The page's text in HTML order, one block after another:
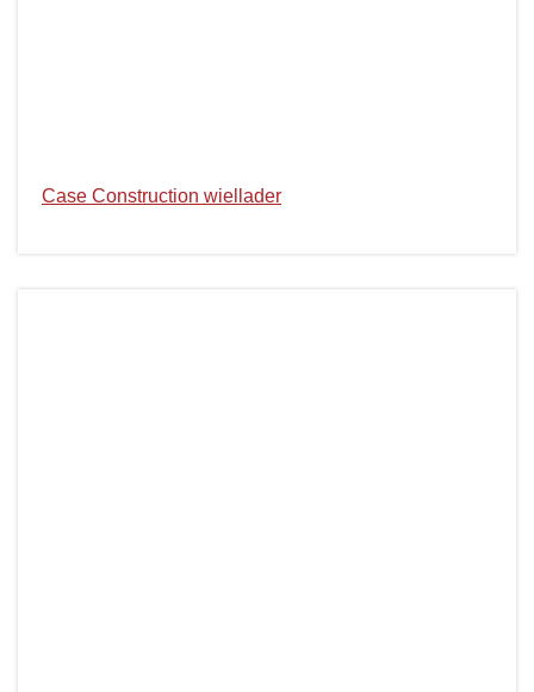
Case Construction wiellader